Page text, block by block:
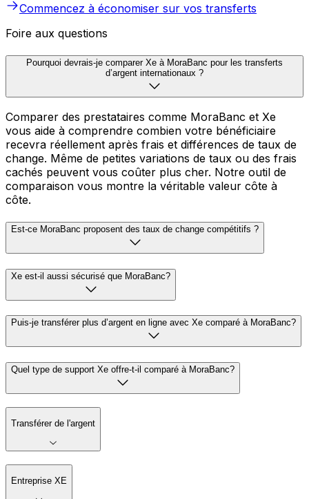
Commencez à économiser sur vos transferts
Foire aux questions
Pourquoi devrais-je comparer Xe à MoraBanc pour les transferts
d’argent internationaux ?
Comparer des prestataires comme MoraBanc et Xe
vous aide à comprendre combien votre bénéficiaire
recevra réellement après frais et différences de taux de
change. Même de petites variations de taux ou des frais
cachés peuvent vous coûter plus cher. Notre outil de
comparaison vous montre la véritable valeur côte à
côte.
Est-ce MoraBanc proposent des taux de change compétitifs ?
Xe est-il aussi sécurisé que MoraBanc?
Puis-je transférer plus d’argent en ligne avec Xe comparé à MoraBanc?
Quel type de support Xe offre-t-il comparé à MoraBanc?
Transférer de l'argent
Entreprise XE